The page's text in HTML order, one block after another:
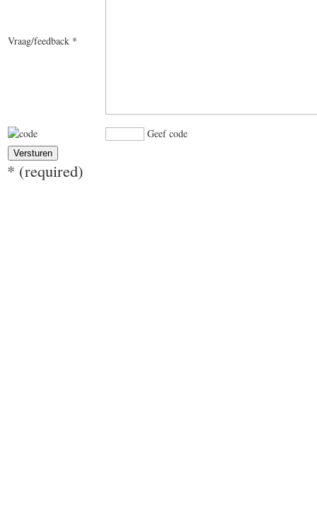
Vraag/feedback *
Geef code
* (required)